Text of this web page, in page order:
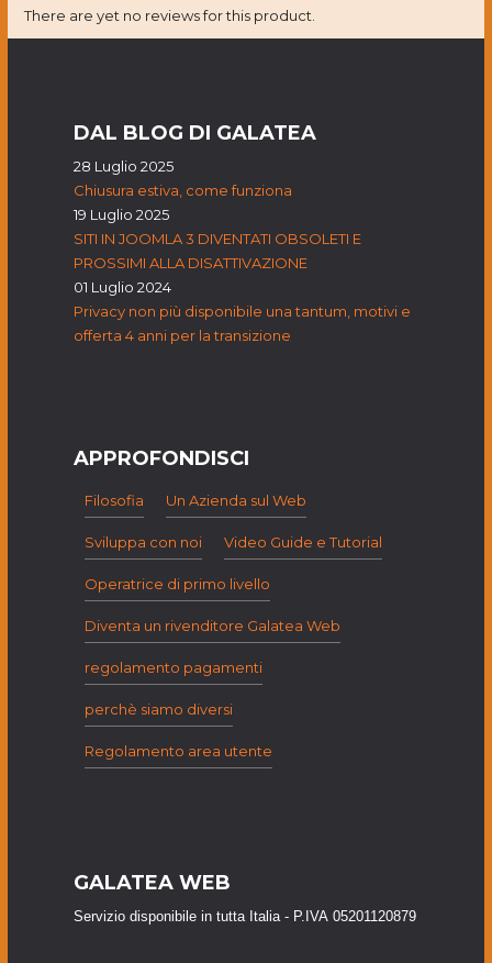
There are yet no reviews for this product.
DAL BLOG DI GALATEA
28 Luglio 2025
Chiusura estiva, come funziona
19 Luglio 2025
SITI IN JOOMLA 3 DIVENTATI OBSOLETI E
PROSSIMI ALLA DISATTIVAZIONE
01 Luglio 2024
Privacy non più disponibile una tantum, motivi e
offerta 4 anni per la transizione
APPROFONDISCI
Filosofia Un Azienda sul Web
Sviluppa con noi Video Guide e Tutorial
Operatrice di primo livello
Diventa un rivenditore Galatea Web
regolamento pagamenti
perchè siamo diversi
Regolamento area utente
GALATEA WEB
Servizio disponibile in tutta Italia - P.IVA 05201120879